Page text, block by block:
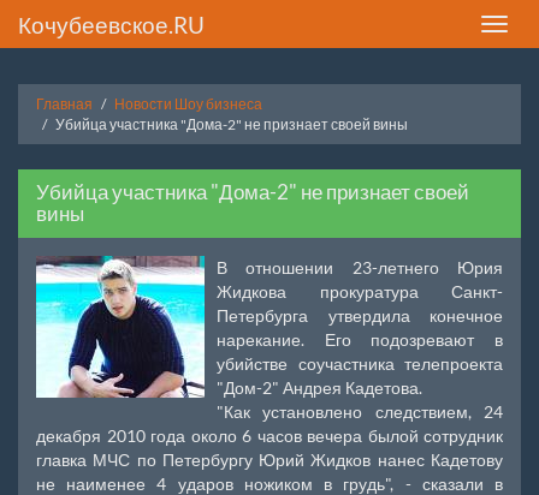
Toggle
Кочубеевское.RU
Главная
Новости Шоу бизнеса
Убийца участника "Дома-2" не признает своей вины
Убийца участника "Дома-2" не признает своей
вины
В отношении 23-летнего Юрия
Жидкова прокуратура Санкт-
Петербурга утвердила конечное
нарекание. Его подозревают в
убийстве соучастника телепроекта
"Дом-2" Андрея Кадетова.
"Как установлено следствием, 24
декабря 2010 года около 6 часов вечера былой сотрудник
главка МЧС по Петербургу Юрий Жидков нанес Кадетову
не наименее 4 ударов ножиком в грудь", - сказали в